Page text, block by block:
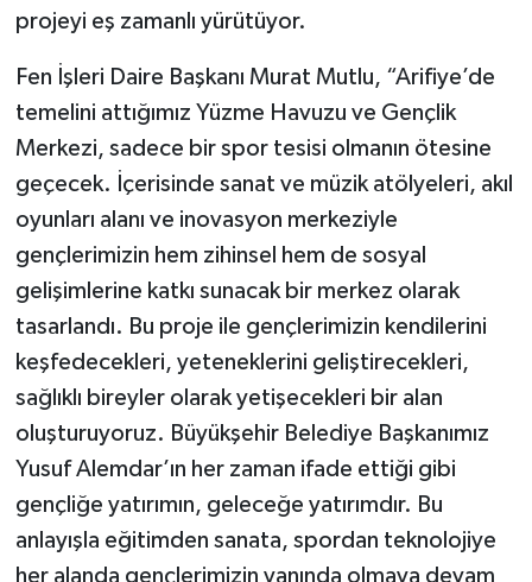
projeyi eş zamanlı yürütüyor.
Fen İşleri Daire Başkanı Murat Mutlu, “Arifiye’de
temelini attığımız Yüzme Havuzu ve Gençlik
Merkezi, sadece bir spor tesisi olmanın ötesine
geçecek. İçerisinde sanat ve müzik atölyeleri, akıl
oyunları alanı ve inovasyon merkeziyle
gençlerimizin hem zihinsel hem de sosyal
gelişimlerine katkı sunacak bir merkez olarak
tasarlandı. Bu proje ile gençlerimizin kendilerini
keşfedecekleri, yeteneklerini geliştirecekleri,
sağlıklı bireyler olarak yetişecekleri bir alan
oluşturuyoruz. Büyükşehir Belediye Başkanımız
Yusuf Alemdar’ın her zaman ifade ettiği gibi
gençliğe yatırımın, geleceğe yatırımdır. Bu
anlayışla eğitimden sanata, spordan teknolojiye
her alanda gençlerimizin yanında olmaya devam